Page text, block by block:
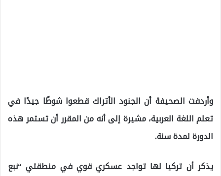
وأردفت الصحيفة أن الجنود الأتراك قطعوا شوطًا جيدًا في
تعلم اللغة العربية، مشيرة إلى أنه من المقرر أن تستمر هذه
الدورة لمدة سنة.
يذكر أن تركيا لها تواجد عسكري قوي في منطقتي “نبع